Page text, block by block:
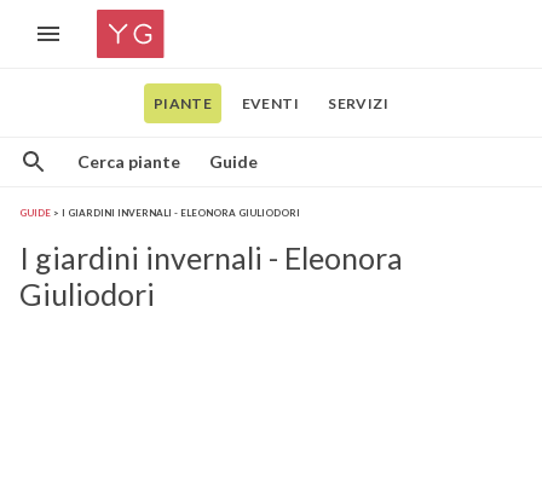
PIANTE EVENTI SERVIZI
Cerca piante Guide
GUIDE I GIARDINI INVERNALI - ELEONORA GIULIODORI
I giardini invernali - Eleonora
Giuliodori